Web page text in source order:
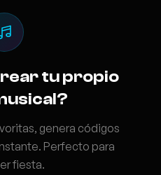
tu propio
genera códigos
Perfecto para
fiesta.